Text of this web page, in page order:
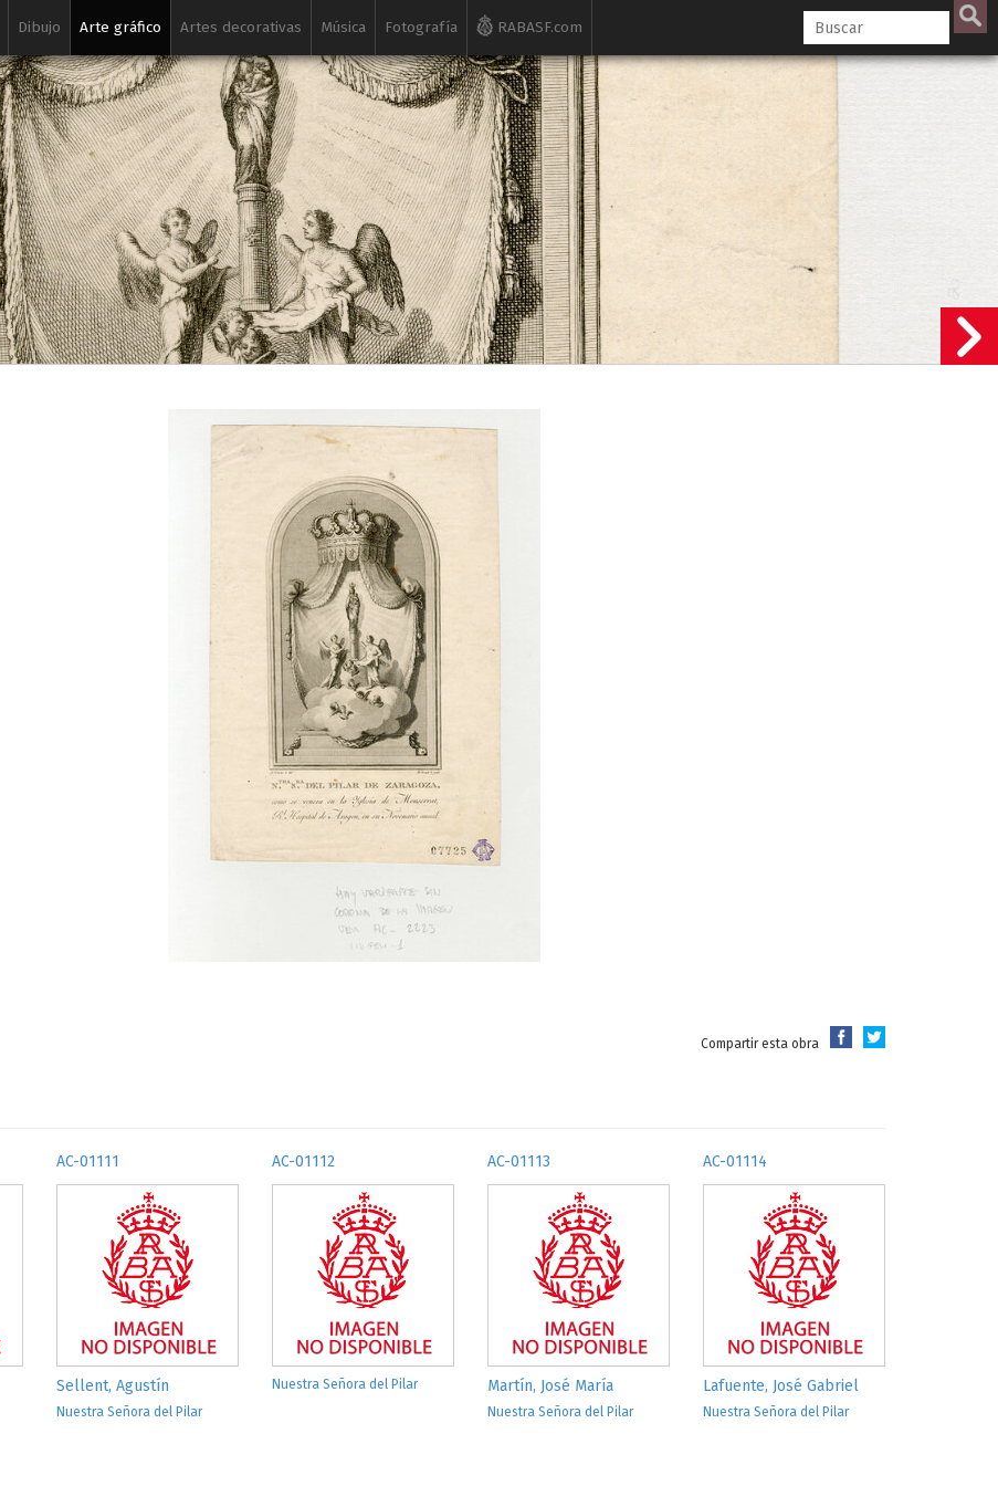
Dibujo Arte gráfico Artes decorativas Música Fotografía RABASF.com
Compartir esta obra
AC-01111
Sellent, Agustín
Nuestra Señora del Pilar
AC-01112
Nuestra Señora del Pilar
AC-01113
Martín, José María
Nuestra Señora del Pilar
AC-01114
Lafuente, José Gabriel
Nuestra Señora del Pilar